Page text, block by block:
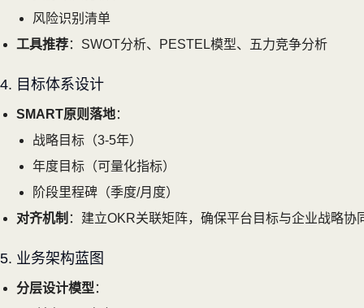
风险识别清单
工具推荐：SWOT分析、PESTEL模型、五力竞争分析
4. 目标体系设计
SMART原则落地：
战略目标（3-5年）
年度目标（可量化指标）
阶段里程碑（季度/月度）
对齐机制 ：建立OKR关联矩阵，确保平台目标与企业战略协
5. 业务架构蓝图
分层设计模型 ：